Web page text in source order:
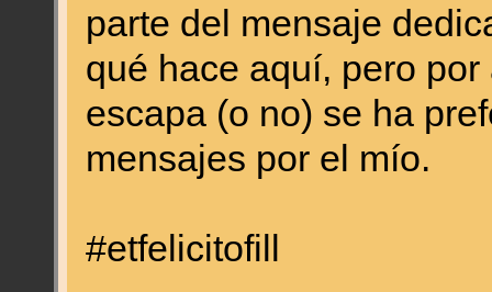
parte del mensaje
qué hace aquí, pero
escapa (o no) se ha
mensajes por el mío.
#etfelicitofill